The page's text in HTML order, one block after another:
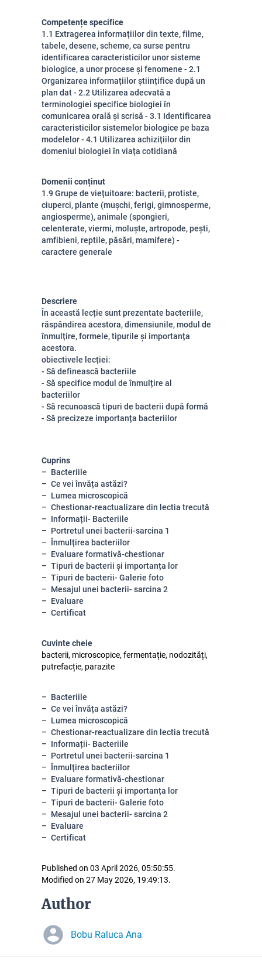
Competențe specifice
1.1 Extragerea informațiilor din texte, filme,
tabele, desene, scheme, ca surse pentru
identificarea caracteristicilor unor sisteme
biologice, a unor procese și fenomene - 2.1
Organizarea informațiilor științifice după un
plan dat - 2.2 Utilizarea adecvată a
terminologiei specifice biologiei în
comunicarea orală și scrisă - 3.1 Identificarea
caracteristicilor sistemelor biologice pe baza
modelelor - 4.1 Utilizarea achizițiilor din
domeniul biologiei în viața cotidiană
Domenii conținut
1.9 Grupe de viețuitoare: bacterii, protiste,
ciuperci, plante (mușchi, ferigi, gimnosperme,
angiosperme), animale (spongieri,
celenterate, viermi, moluște, artropode, pești,
amfibieni, reptile, păsări, mamifere) -
caractere generale
Descriere
În această lecție sunt prezentate bacteriile,
răspândirea acestora, dimensiunile, modul de
înmulțire, formele, tipurile și importanța
acestora.
obiectivele lecției:
- Să definească bacteriile
- Să specifice modul de înmulțire al
bacteriilor
- Să recunoască tipuri de bacterii după formă
- Să precizeze importanța bacteriilor
Cuprins
Bacteriile
Ce vei învăța astăzi?
Lumea microscopică
Chestionar-reactualizare din lectia trecută
Informații- Bacteriile
Portretul unei bacterii-sarcina 1
Înmulțirea bacteriilor
Evaluare formativă-chestionar
Tipuri de bacterii și importanța lor
Tipuri de bacterii- Galerie foto
Mesajul unei bacterii- sarcina 2
Evaluare
Certificat
Cuvinte cheie
bacterii, microscopice, fermentație, nodozități,
putrefacție, parazite
Bacteriile
Ce vei învăța astăzi?
Lumea microscopică
Chestionar-reactualizare din lectia trecută
Informații- Bacteriile
Portretul unei bacterii-sarcina 1
Înmulțirea bacteriilor
Evaluare formativă-chestionar
Tipuri de bacterii și importanța lor
Tipuri de bacterii- Galerie foto
Mesajul unei bacterii- sarcina 2
Evaluare
Certificat
Published on 03 April 2026, 05:50:55.
Modified on 27 May 2026, 19:49:13.
Author
Bobu Raluca Ana